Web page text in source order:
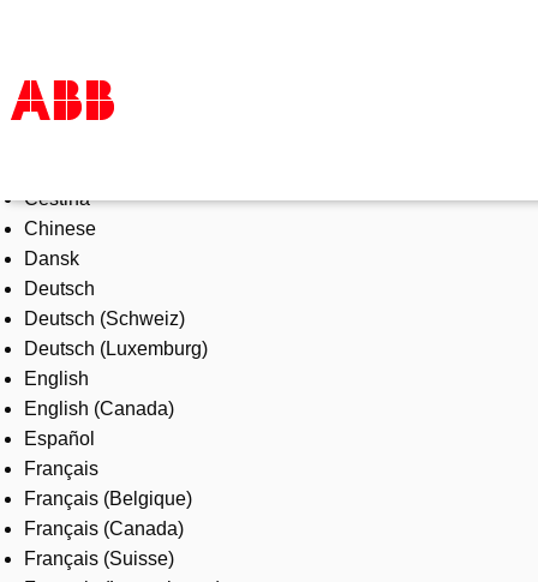
Products & Solutions
Industries
Services
About us
Where to buy
Contact us
Careers
Čeština
Chinese
Dansk
Deutsch
Deutsch (Schweiz)
Deutsch (Luxemburg)
English
English (Canada)
Español
Français
Français (Belgique)
Français (Canada)
Français (Suisse)